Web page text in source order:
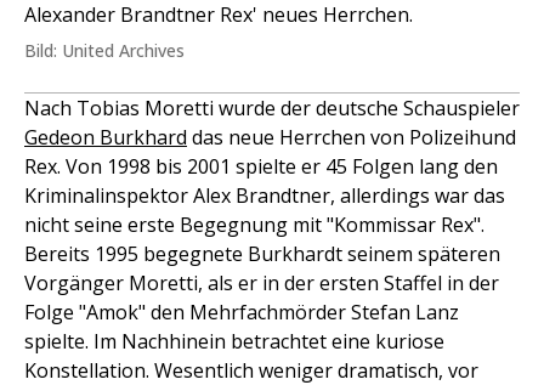
Alexander Brandtner Rex' neues Herrchen.
Bild: United Archives
Nach Tobias Moretti wurde der deutsche Schauspieler
Gedeon Burkhard das neue Herrchen von Polizeihund
Rex. Von 1998 bis 2001 spielte er 45 Folgen lang den
Kriminalinspektor Alex Brandtner, allerdings war das
nicht seine erste Begegnung mit "Kommissar Rex".
Bereits 1995 begegnete Burkhardt seinem späteren
Vorgänger Moretti, als er in der ersten Staffel in der
Folge "Amok" den Mehrfachmörder Stefan Lanz
spielte. Im Nachhinein betrachtet eine kuriose
Konstellation. Wesentlich weniger dramatisch, vor